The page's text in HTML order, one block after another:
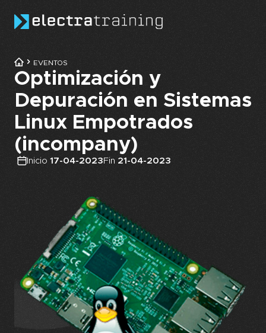
EVENTOS
Optimización y
Depuración en Sistemas
Linux Empotrados
(incompany)
Inicio 17-04-2023Fin 21-04-2023